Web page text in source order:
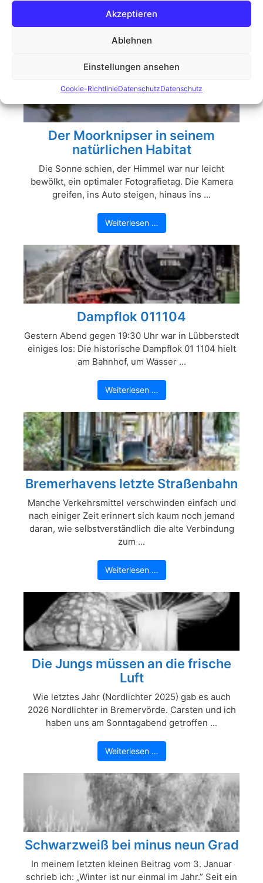
Akzeptieren
Ablehnen
Einstellungen ansehen
Cookie-RichtlinieDatenschutzDatenschutz
Der Moorknipser in seinem
natürlichen Habitat
Die Sonne schien, der Himmel war nur leicht
bewölkt, ein optimaler Fotografietag. Die Kamera
greifen, ins Auto steigen, hinaus ins ...
Weiterlesen …
Dampflok 011104
Gestern Abend gegen 19:30 Uhr war in Lübberstedt
einiges los: Die historische Dampflok 01 1104 hielt
am Bahnhof, um Wasser ...
Weiterlesen …
Bremerhavens letzte Straßenbahn
Manche Verkehrsmittel verschwinden einfach und
nach einiger Zeit erinnert sich kaum noch jemand
daran, wie selbstverständlich die alte Verbindung
zum ...
Weiterlesen …
Die Jungs müssen an die frische
Luft
Wie letztes Jahr (Nordlichter 2025) gab es auch
2026 Nordlichter in Bremervörde. Carsten und ich
haben uns am Sonntagabend getroffen ...
Weiterlesen …
Schwarzweiß bei minus neun Grad
In meinem letzten kleinen Beitrag vom 3. Januar
schrieb ich: „Winter ist nur einmal im Jahr.” Seit ein